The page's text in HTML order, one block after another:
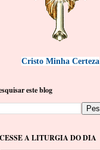
Cristo Minha Certeza
este blog
A LITURGIA DO DIA